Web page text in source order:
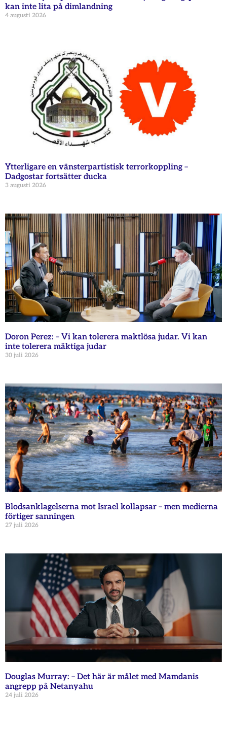
kan inte lita på dimlandning
4 augusti 2026
Ytterligare en vänsterpartistisk terrorkoppling –
Dadgostar fortsätter ducka
3 augusti 2026
Doron Perez: – Vi kan tolerera maktlösa judar. Vi kan
inte tolerera mäktiga judar
30 juli 2026
Blodsanklagelserna mot Israel kollapsar – men medierna
förtiger sanningen
27 juli 2026
Douglas Murray: – Det här är målet med Mamdanis
angrepp på Netanyahu
24 juli 2026